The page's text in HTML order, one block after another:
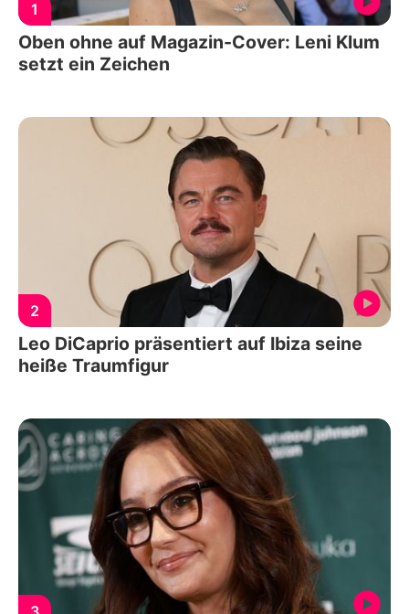
1
Oben ohne auf Magazin-Cover: Leni Klum
setzt ein Zeichen
2
Leo DiCaprio präsentiert auf Ibiza seine
heiße Traumfigur